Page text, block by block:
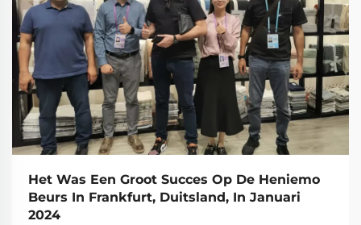
Het Was Een Groot Succes Op De Heniemo
Beurs In Frankfurt, Duitsland, In Januari
2024